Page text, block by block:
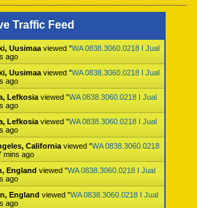
Traffic Feed
Uusimaa viewed "WA 0838.3060.0218 I Jual
ago
Uusimaa viewed "WA 0838.3060.0218 I Jual
ago
Lefkosia viewed "WA 0838.3060.0218 I Jual
ago
Lefkosia viewed "WA 0838.3060.0218 I Jual
ago
California viewed "WA 0838.3060.0218
mins ago
England viewed "WA 0838.3060.0218 I Jual
ago
England viewed "WA 0838.3060.0218 I Jual
ago